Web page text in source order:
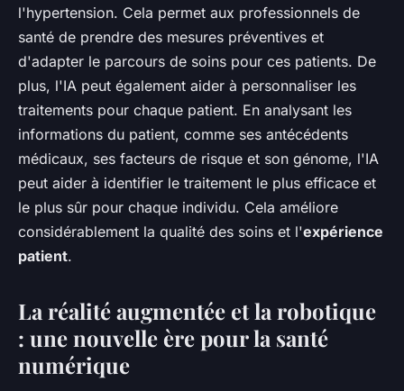
l'hypertension. Cela permet aux professionnels de
santé de prendre des mesures préventives et
d'adapter le parcours de soins pour ces patients. De
plus, l'IA peut également aider à personnaliser les
traitements pour chaque patient. En analysant les
informations du patient, comme ses antécédents
médicaux, ses facteurs de risque et son génome, l'IA
peut aider à identifier le traitement le plus efficace et
le plus sûr pour chaque individu. Cela améliore
considérablement la qualité des soins et l'expérience
patient.
La réalité augmentée et la robotique
: une nouvelle ère pour la santé
numérique